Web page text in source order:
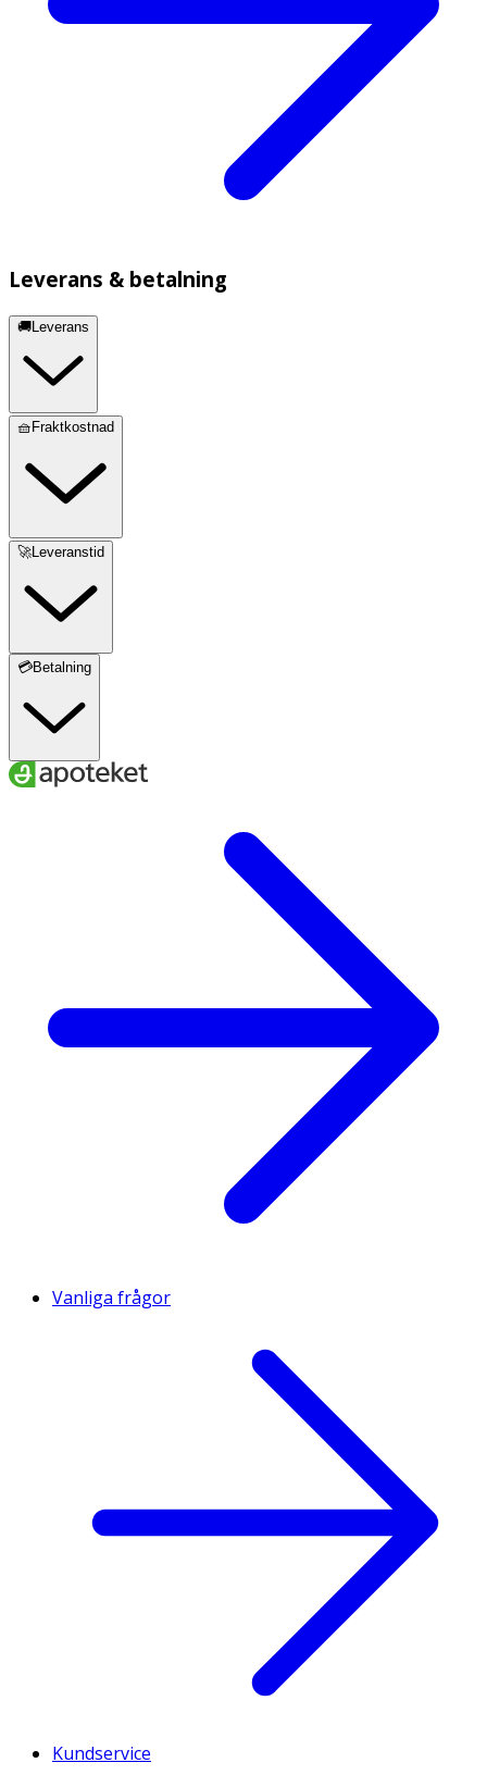
Leverans & betalning
🚚Leverans
🧺Fraktkostnad
🚀Leveranstid
💳Betalning
Vanliga frågor
Kundservice